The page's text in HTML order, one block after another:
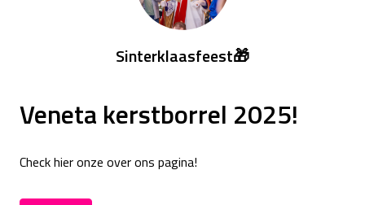
Sinterklaasfeest🎁
Veneta kerstborrel 2025!
Check hier onze over ons pagina!